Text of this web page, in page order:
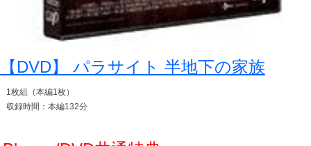
【DVD】 パラサイト 半地下の家族
1枚組（本編1枚）
収録時間：本編132分